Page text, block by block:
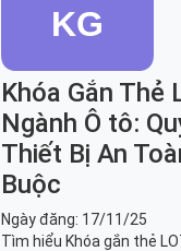
Khóa Gắn Thẻ
Ngành Ô tô:
Thiết Bị An
Buộc
Ngày đăng: 17/11/25
Tìm hiểu Khóa gắn thẻ